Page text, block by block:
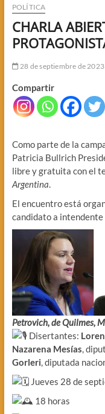
POLÍTICA
CHARLA
28 de septiembre de 2023
Compartir
Como parte de la
Patricia Bullrich
libre y gratuita con el
Argentina
El encuentro está
candidato a intendente
Petrovich, de Quilmes,
Disertantes:
Nazarena Mesías,
Gorleri, diputada
Jueves 28 de
18 horas